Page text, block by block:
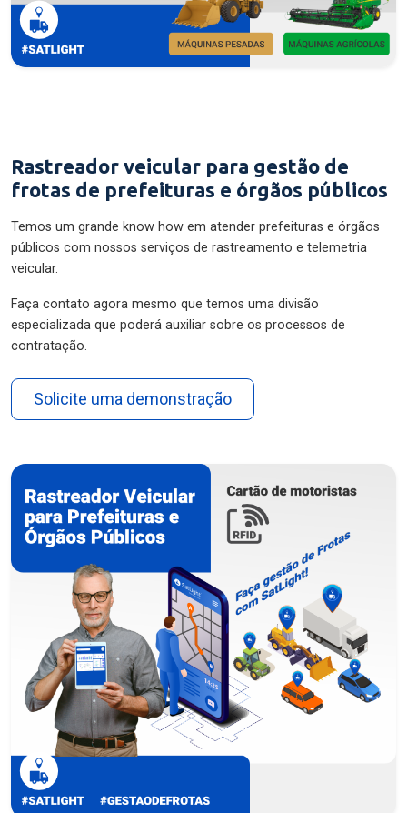
Rastreador veicular para gestão de
frotas de prefeituras e órgãos públicos
Temos um grande know how em atender prefeituras e órgãos
públicos com nossos serviços de rastreamento e telemetria
veicular.
Faça contato agora mesmo que temos uma divisão
especializada que poderá auxiliar sobre os processos de
contratação.
Solicite uma demonstração